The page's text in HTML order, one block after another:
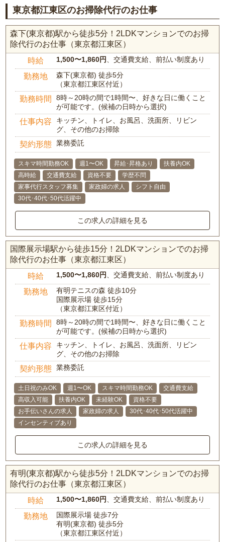
東京都江東区のお掃除代行のお仕事
森下(東京都)駅から徒歩5分！2LDKマンションでのお掃
除代行のお仕事（東京都江東区）
時給 1,500〜1,860円 、交通費支給、前払い制度あり
勤務地
森下(東京都) 徒歩5分
（東京都江東区付近）
勤務時間
8時～20時の間で1時間〜、好きな日に働くこと
が可能です。(候補の日時から選択)
仕事内容
キッチン、トイレ、お風呂、洗面所、リビン
グ、その他のお掃除
契約形態 業務委託
スキマ時間勤務OK 週1〜OK 昇給･昇格あり
扶養内OK
高時給
交通費支給 資格不要
学歴不問
家事代行スタッフ募集
家政婦の求人
シフト自由
30代･40代･50代活躍中
この求人の詳細を見る
国際展示場駅から徒歩15分！2LDKマンションでのお掃
除代行のお仕事（東京都江東区）
時給 1,500〜1,860円 、交通費支給、前払い制度あり
勤務地
有明テニスの森 徒歩10分
国際展示場 徒歩15分
（東京都江東区付近）
勤務時間
8時～20時の間で1時間〜、好きな日に働くこと
が可能です。(候補の日時から選択)
仕事内容
キッチン、トイレ、お風呂、洗面所、リビン
グ、その他のお掃除
契約形態 業務委託
土日祝のみOK 週1〜OK スキマ時間勤務OK
交通費支給
高収入可能
扶養内OK 未経験OK
資格不要
お手伝いさんの求人
家政婦の求人
30代･40代･50代活躍中
インセンティブあり
この求人の詳細を見る
有明(東京都)駅から徒歩5分！2LDKマンションでのお掃
除代行のお仕事（東京都江東区）
時給 1,500〜1,860円 、交通費支給、前払い制度あり
勤務地
国際展示場 徒歩7分
有明(東京都) 徒歩5分
（東京都江東区付近）